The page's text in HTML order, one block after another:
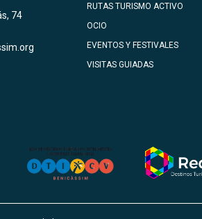
74
RUTAS TURISMO ACTIVO
OCIO
EVENTOS Y FESTIVALES
VISITAS GUIADAS